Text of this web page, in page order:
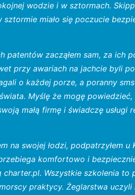
wodzie i w sztormach.
miało się poczucie
zacząłem sam, za ich
przy awariach na jachcie byli
o każdej porze, a poranny
Myślę że mogę powiedzieć,
małą firmę i świadczę usługi
na swojej łodzi, podpatrzyłem u
komfortowo i
Wszystkie szkolenia to
praktycy. Żeglarstwa uczyli